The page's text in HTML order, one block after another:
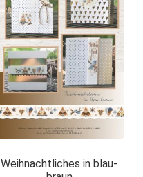
Weihnachtliches in blau-